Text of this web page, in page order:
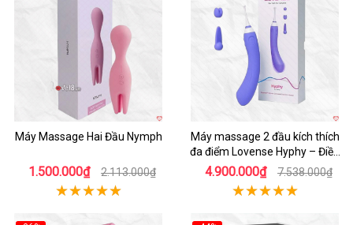
Máy Massage Hai Đầu Nymph
1.500.000₫ 2.113.000₫
Máy massage 2 đầu kích thích
đa điểm Lovense Hyphy – Điều
khiển qua app
4.900.000₫ 7.538.000₫